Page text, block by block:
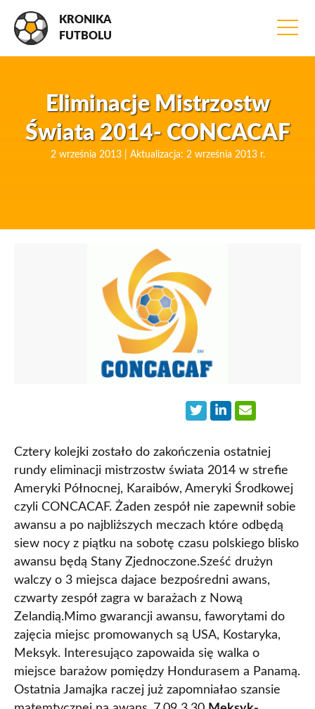
KRONIKA
FUTBOLU
Eliminacje Mistrzostw
Świata 2014- CONCACAF
2 września 2013 | Aktualizacja: 2 września 2013 r.
Cztery kolejki zostało do zakończenia ostatniej
rundy eliminacji mistrzostw świata 2014 w strefie
Ameryki Północnej, Karaibów, Ameryki Środkowej
czyli CONCACAF. Żaden zespół nie zapewnił sobie
awansu a po najbliższych meczach które odbędą
siew nocy z piątku na sobotę czasu polskiego blisko
awansu będą Stany Zjednoczone.Sześć drużyn
walczy o 3 miejsca dajace bezpośredni awans,
czwarty zespół zagra w barażach z Nową
Zelandią.Mimo gwarancji awansu, faworytami do
zajęcia miejsc promowanych są USA, Kostaryka,
Meksyk. Interesująco zapowaida się walka o
miejsce barażow pomiędzy Hondurasem a Panamą.
Ostatnia Jamajka raczej już zapomniałao szansie